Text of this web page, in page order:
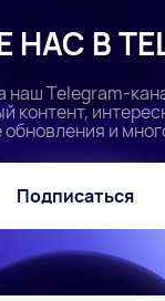
В
наш Telegram-
контент,
и
Подписаться